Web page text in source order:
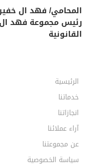
المحامي/ فهد ال
رئيس مجموعة فهد ال
القانونية
الرئيسية
خدماتنا
انجازاتنا
آراء عملائنا
عن مجموعتنا
سياسة الخصوصية